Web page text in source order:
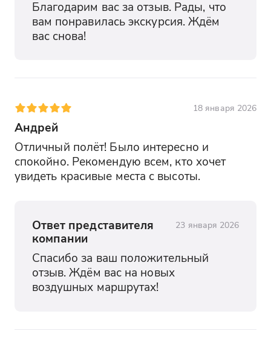
Благодарим вас за отзыв. Рады, что
вам понравилась экскурсия. Ждём
вас снова!
18 января 2026
Андрей
Отличный полёт! Было интересно и
спокойно. Рекомендую всем, кто хочет
увидеть красивые места с высоты.
Ответ представителя
компании
23 января 2026
Спасибо за ваш положительный
отзыв. Ждём вас на новых
воздушных маршрутах!